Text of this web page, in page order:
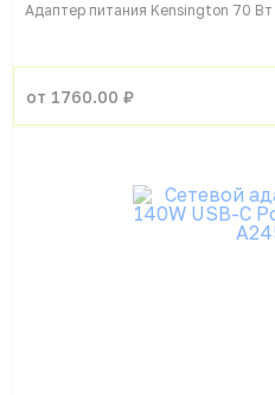
Адаптер питания Kensington 70
от 1760.00 ₽